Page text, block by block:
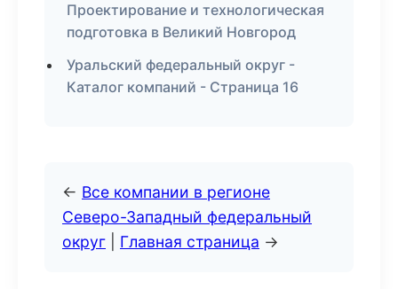
Проектирование и технологическая
подготовка в Великий Новгород
Уральский федеральный округ -
Каталог компаний - Страница 16
← Все компании в регионе
Северо-Западный федеральный
округ
Главная страница →